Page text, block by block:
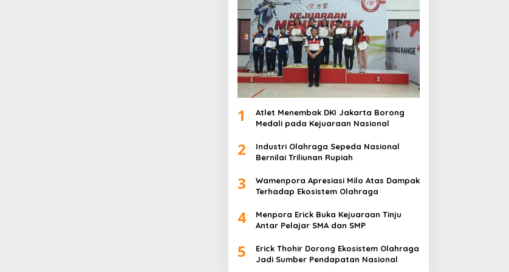
1
Atlet Menembak DKI Jakarta Borong
Medali pada Kejuaraan Nasional
2
Industri Olahraga Sepeda Nasional
Bernilai Triliunan Rupiah
3
Wamenpora Apresiasi Milo Atas Dampak
Terhadap Ekosistem Olahraga
4
Menpora Erick Buka Kejuaraan Tinju
Antar Pelajar SMA dan SMP
5
Erick Thohir Dorong Ekosistem Olahraga
Jadi Sumber Pendapatan Nasional